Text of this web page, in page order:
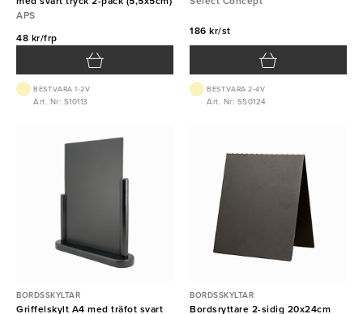
APS
48 kr/frp
BEST.VARA 1-2V
Art. Nr: S10113
186 kr/st
BEST.VARA 2-4V
Art. Nr: S50124
BORDSSKYLTAR
Griffelskylt A4 med träfot svart
BORDSSKYLTAR
Bordsryttare 2-sidig 20x24cm